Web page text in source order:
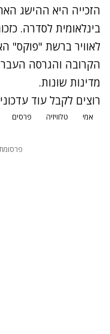
הזכייה היא ההישג
בינלאומית לסדרה.
לאוויר ברשת "פוקס"
הקרובה והגרסה
מדינות שונות.
רוצים לקבל עוד עדכונים?
אמי טלוויזיה פרסים